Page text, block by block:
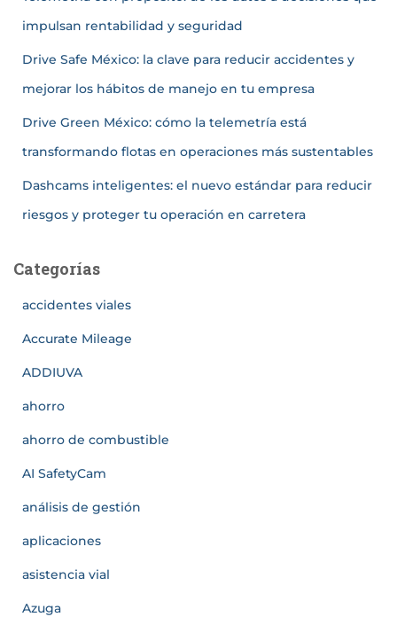
impulsan rentabilidad y seguridad
Drive Safe México: la clave para reducir accidentes y
mejorar los hábitos de manejo en tu empresa
Drive Green México: cómo la telemetría está
transformando flotas en operaciones más sustentables
Dashcams inteligentes: el nuevo estándar para reducir
riesgos y proteger tu operación en carretera
Categorías
accidentes viales
Accurate Mileage
ADDIUVA
ahorro
ahorro de combustible
AI SafetyCam
análisis de gestión
aplicaciones
asistencia vial
Azuga